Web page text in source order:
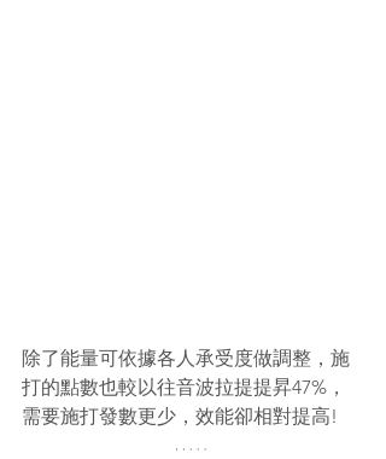
除了能量可依據各人承受度做調整，施
打的點數也較以往音波拉提提昇47%，
需要施打發數更少，效能卻相對提高!